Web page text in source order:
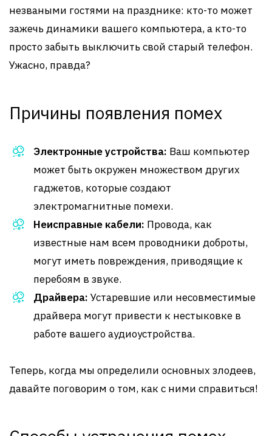
незваными гостями на празднике: кто-то может
зажечь динамики вашего компьютера, а кто-то
просто забыть выключить свой старый телефон.
Ужасно, правда?
Причины появления помех
Электронные устройства: Ваш компьютер
может быть окружен множеством других
гаджетов, которые создают
электромагнитные помехи.
Неисправные кабели: Провода, как
известные нам всем проводники доброты,
могут иметь повреждения, приводящие к
перебоям в звуке.
Драйвера: Устаревшие или несовместимые
драйвера могут привести к нестыковке в
работе вашего аудиоустройства.
Теперь, когда мы определили основных злодеев,
давайте поговорим о том, как с ними справиться!